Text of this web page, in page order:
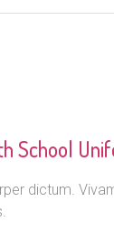
School
dictum.